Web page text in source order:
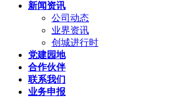
新闻资讯
公司动态
业界资讯
创城进行时
党建园地
合作伙伴
联系我们
业务申报